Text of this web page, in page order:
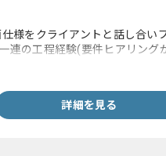
様をクライアントと話し合い
連の工程経験(要件ヒアリング
詳細を見る